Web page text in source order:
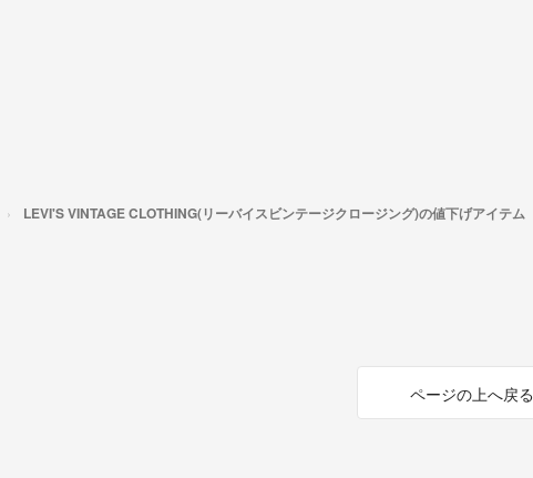
LEVI'S VINTAGE CLOTHING(リーバイスビンテージクロージング)の値下げアイテム
ページの上へ戻る